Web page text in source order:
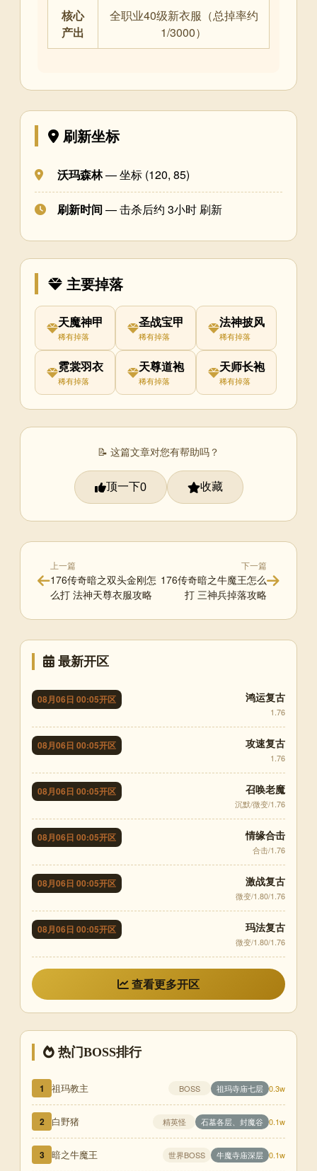
核心
产出
全职业40级新衣服（总掉率约
1/3000）
刷新坐标
沃玛森林— 坐标 (120, 85)
刷新时间— 击杀后约 3小时 刷新
主要掉落
天魔神甲
稀有掉落
圣战宝甲
稀有掉落
法神披风
稀有掉落
霓裳羽衣
稀有掉落
天尊道袍
稀有掉落
天师长袍
稀有掉落
📝 这篇文章对您有帮助吗？
顶一下0 收藏
上一篇
176传奇暗之双头金刚怎
么打 法神天尊衣服攻略
下一篇
176传奇暗之牛魔王怎么
打 三神兵掉落攻略
最新开区
08月06日 00:05开区 鸿运复古
1.76
08月06日 00:05开区 攻速复古
1.76
08月06日 00:05开区 召唤老魔
沉默/微变/1.76
08月06日 00:05开区 情缘合击
合击/1.76
08月06日 00:05开区 激战复古
微变/1.80/1.76
08月06日 00:05开区 玛法复古
微变/1.80/1.76
查看更多开区
热门BOSS排行
1 祖玛教主 BOSS 祖玛寺庙七层 0.3w
2 白野猪 精英怪 石墓各层、封魔谷 0.1w
3 暗之牛魔王 世界BOSS 牛魔寺庙深层 0.1w